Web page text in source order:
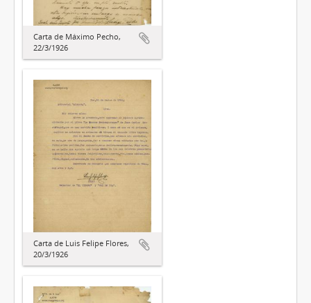
Carta de Máximo Pecho,
22/3/1926
Carta de Luis Felipe Flores,
20/3/1926